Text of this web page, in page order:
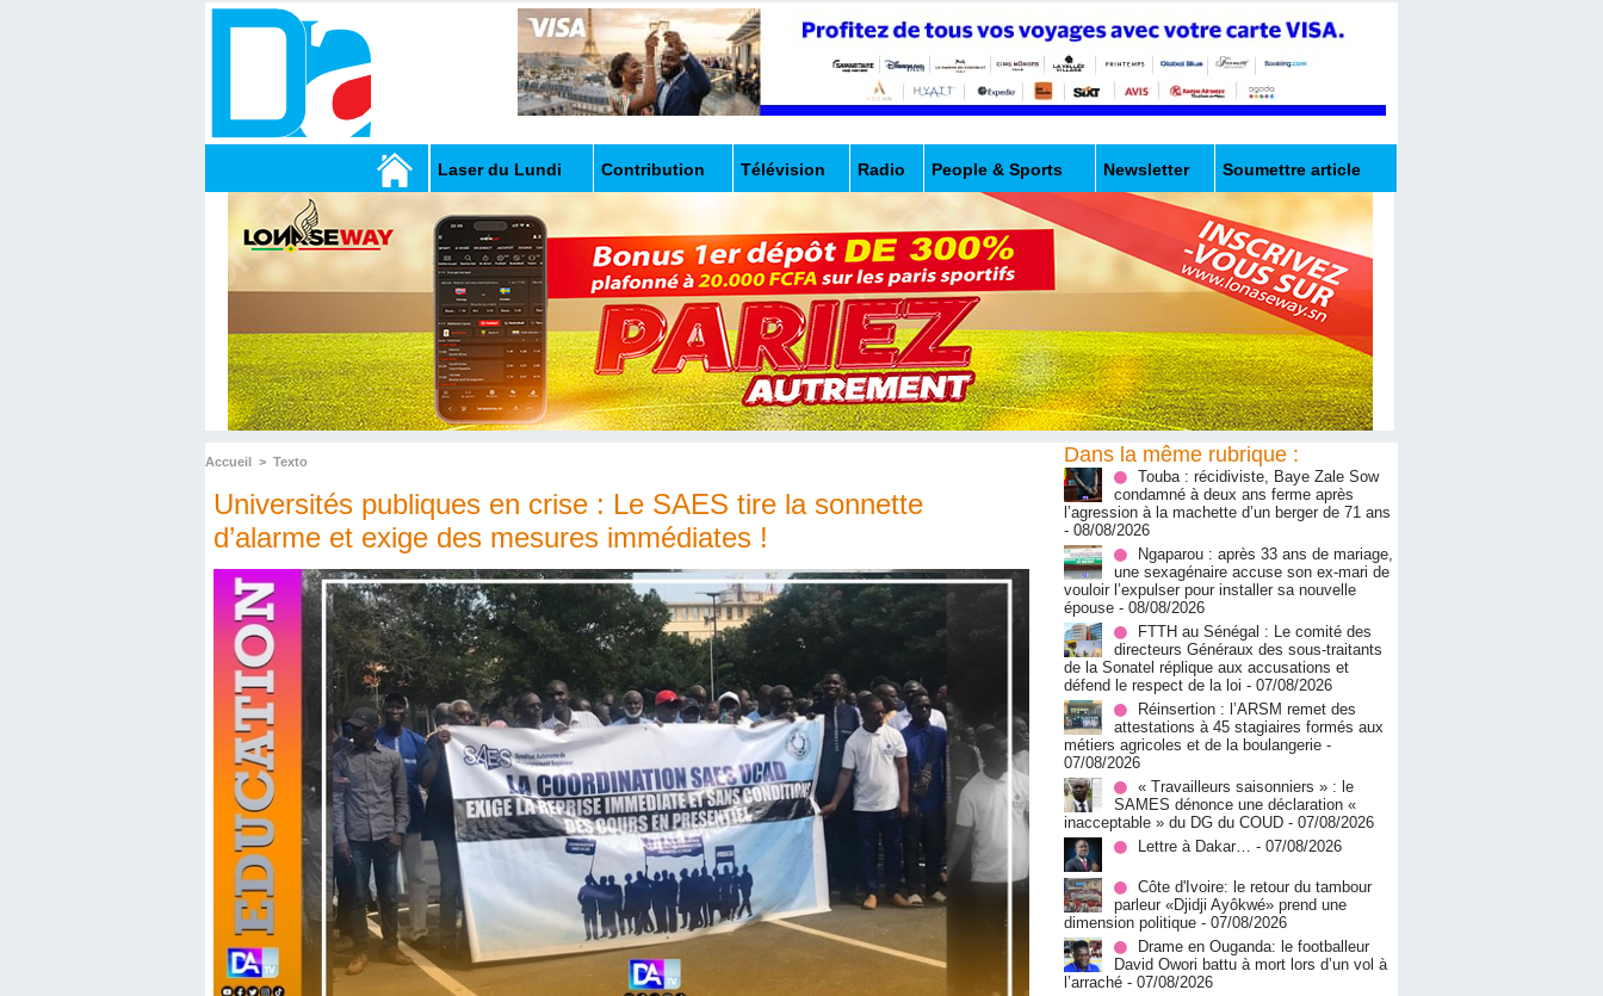
Laser du Lundi Contribution Télévision Radio People & Sports Newsletter Soumettre article
Accueil > Texto
Universités publiques en crise : Le SAES tire la sonnette
d’alarme et exige des mesures immédiates !
Dans la même rubrique :
Touba : récidiviste, Baye Zale Sow
condamné à deux ans ferme après
l’agression à la machette d’un berger de 71 ans
- 08/08/2026
Ngaparou : après 33 ans de mariage,
une sexagénaire accuse son ex-mari de
vouloir l’expulser pour installer sa nouvelle
épouse - 08/08/2026
FTTH au Sénégal : Le comité des
directeurs Généraux des sous-traitants
de la Sonatel réplique aux accusations et
défend le respect de la loi - 07/08/2026
Réinsertion : l’ARSM remet des
attestations à 45 stagiaires formés aux
métiers agricoles et de la boulangerie -
07/08/2026
« Travailleurs saisonniers » : le
SAMES dénonce une déclaration «
inacceptable » du DG du COUD - 07/08/2026
Lettre à Dakar… - 07/08/2026
Côte d'Ivoire: le retour du tambour
parleur «Djidji Ayôkwé» prend une
dimension politique - 07/08/2026
Drame en Ouganda: le footballeur
David Owori battu à mort lors d’un vol à
l’arraché - 07/08/2026